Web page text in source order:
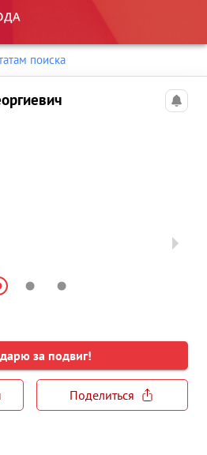
поиска
за подвиг!
Поделиться